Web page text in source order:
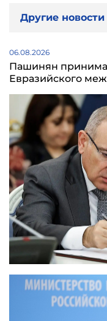
Другие
06.08.2026
Пашинян
Евразийского